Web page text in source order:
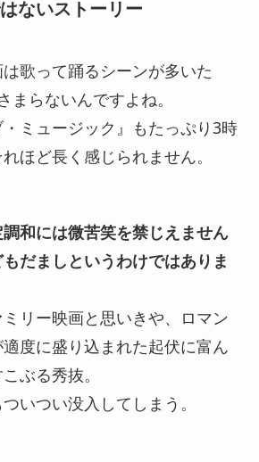
ないストーリー
歌って踊るシーンが多いた
まらないんですよね。
・ミュージック』もたっぷり3時
ほど長く感じられません。
和には微苦笑を禁じえません
だましというわけではありま
リー映画と思いきや、ロマン
度に盛り込まれた起伏に富ん
ぶる秀抜。
いつい没入してしまう。